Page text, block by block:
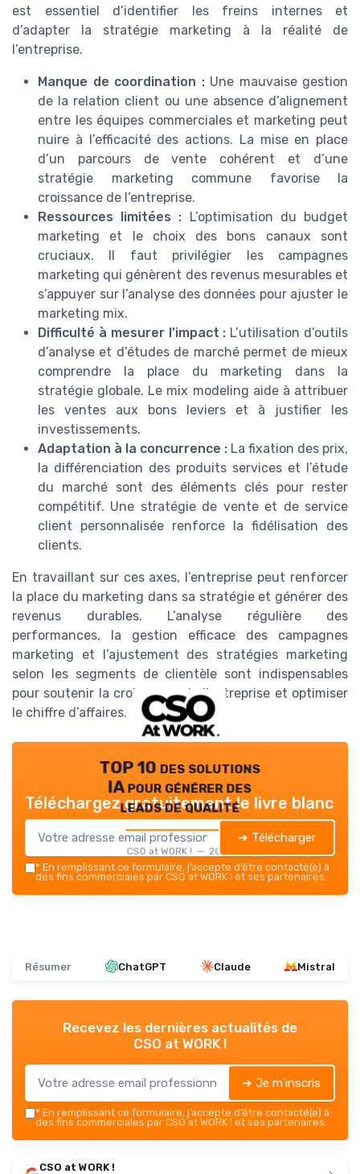
est essentiel d’identifier les freins internes et
d’adapter la stratégie marketing à la réalité de
l’entreprise.
Manque de coordination :Une mauvaise gestion
de la relation client ou une absence d’alignement
entre les équipes commerciales et marketing peut
nuire à l’efficacité des actions. La mise en place
d’un parcours de vente cohérent et d’une
stratégie marketing commune favorise la
croissance de l’entreprise.
Ressources limitées : L’optimisation du budget
marketing et le choix des bons canaux sont
cruciaux. Il faut privilégier les campagnes
marketing qui génèrent des revenus mesurables et
s’appuyer sur l’analyse des données pour ajuster le
marketing mix.
Difficulté à mesurer l’impact : L’utilisation d’outils
d’analyse et d’études de marché permet de mieux
comprendre la place du marketing dans la
stratégie globale. Le mix modeling aide à attribuer
les ventes aux bons leviers et à justifier les
investissements.
Adaptation à la concurrence : La fixation des prix,
la différenciation des produits services et l’étude
du marché sont des éléments clés pour rester
compétitif. Une stratégie de vente et de service
client personnalisée renforce la fidélisation des
clients.
En travaillant sur ces axes, l’entreprise peut renforcer
la place du marketing dans sa stratégie et générer des
revenus durables. L’analyse régulière des
performances, la gestion efficace des campagnes
marketing et l’ajustement des stratégies marketing
selon les segments de clientèle sont indispensables
pour soutenir la croissance de l’entreprise et optimiser
le chiffre d’affaires.
TOP 10 des solutions
IA pour générer des
leads de qualité
CSO at WORK ! — 2026
Téléchargez gratuitement le livre blanc
➔ Télécharger
* En remplissant ce formulaire, j’accepte d’être contacté(e) à
des fins commerciales par CSO at WORK ! et ses partenaires.
Résumer ChatGPT Claude Mistral
Recevez les dernières actualités de
CSO at WORK !
➔ Je m'inscris
* En remplissant ce formulaire, j’accepte d’être contacté(e) à
des fins commerciales par CSO at WORK ! et ses partenaires.
CSO at WORK !